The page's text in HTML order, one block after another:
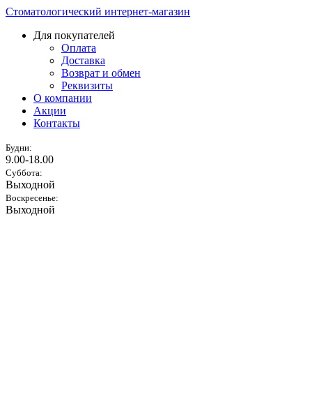
Стоматологический интернет-магазин
Для покупателей
Оплата
Доставка
Возврат и обмен
Реквизиты
О компании
Акции
Контакты
Будни:
9.00-18.00
Суббота:
Выходной
Воскресенье:
Выходной